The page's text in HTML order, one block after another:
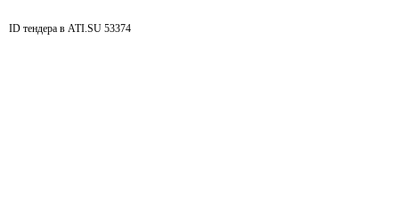
ID тендера в ATI.SU 53374